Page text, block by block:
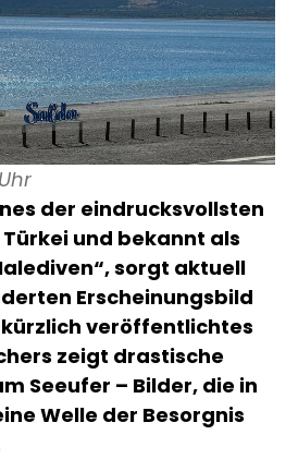
der eindrucksvollsten
und bekannt als
sorgt aktuell
Erscheinungsbild
kürzlich veröffentlichtes
zeigt drastische
Seeufer – Bilder, die in
Welle der Besorgnis